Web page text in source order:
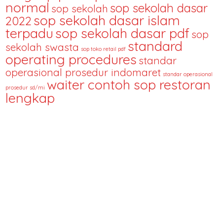
normal sop sekolah sop sekolah dasar
2022 sop sekolah dasar islam
terpadu sop sekolah dasar pdfsop
sekolah swasta sop toko retail pdf standard
operating procedures standar
operasional prosedur indomaret standar operasional
prosedur sd/mi waiter contoh sop restoran
lengkap